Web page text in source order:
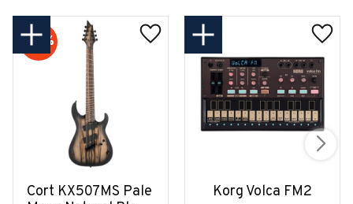
Cort KX507MS Pale
20 %
Korg Volca FM2